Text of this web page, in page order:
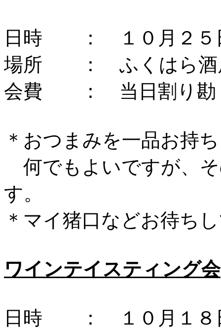
日時 ： １０月２５
場所 ： ふくはら酒
会費 ： 当日割り勘
＊おつまみを一品お持
何でもよいですが、
す。
＊マイ猪口などお待ち
ワインテイスティング会
日時 ： １０月１８